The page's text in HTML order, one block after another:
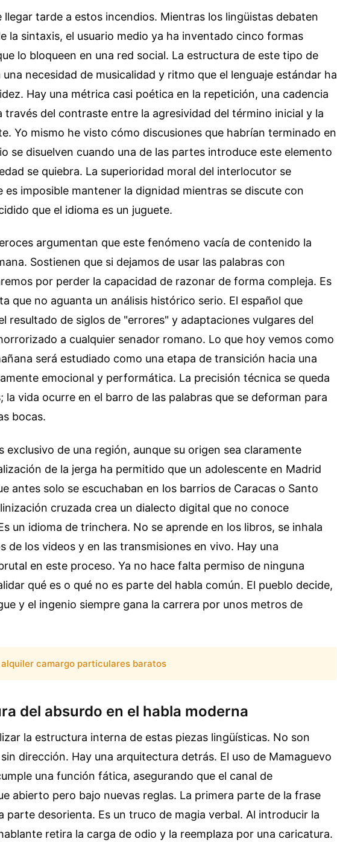
llegar tarde a estos incendios. Mientras los lingüistas debaten
la sintaxis, el usuario medio ya ha inventado cinco formas
lo bloqueen en una red social. La estructura de este tipo de
necesidad de musicalidad y ritmo que el lenguaje estándar ha
Hay una métrica casi poética en la repetición, una cadencia
través del contraste entre la agresividad del término inicial y la
Yo mismo he visto cómo discusiones que habrían terminado en
se disuelven cuando una de las partes introduce este elemento
se quiebra. La superioridad moral del interlocutor se
es imposible mantener la dignidad mientras se discute con
que el idioma es un juguete.
argumentan que este fenómeno vacía de contenido la
Sostienen que si dejamos de usar las palabras con
por perder la capacidad de razonar de forma compleja. Es
que no aguanta un análisis histórico serio. El español que
resultado de siglos de "errores" y adaptaciones vulgares del
a cualquier senador romano. Lo que hoy vemos como
será estudiado como una etapa de transición hacia una
emocional y performática. La precisión técnica se queda
la vida ocurre en el barro de las palabras que se deforman para
bocas.
exclusivo de una región, aunque su origen sea claramente
de la jerga ha permitido que un adolescente en Madrid
antes solo se escuchaban en los barrios de Caracas o Santo
cruzada crea un dialecto digital que no conoce
un idioma de trinchera. No se aprende en los libros, se inhala
de los videos y en las transmisiones en vivo. Hay una
en este proceso. Ya no hace falta permiso de ninguna
qué es o qué no es parte del habla común. El pueblo decide,
y el ingenio siempre gana la carrera por unos metros de
alquiler camargo particulares baratos
del absurdo en el habla moderna
la estructura interna de estas piezas lingüísticas. No son
dirección. Hay una arquitectura detrás. El uso de Mamaguevo
una función fática, asegurando que el canal de
abierto pero bajo nuevas reglas. La primera parte de la frase
parte desorienta. Es un truco de magia verbal. Al introducir la
retira la carga de odio y la reemplaza por una caricatura.